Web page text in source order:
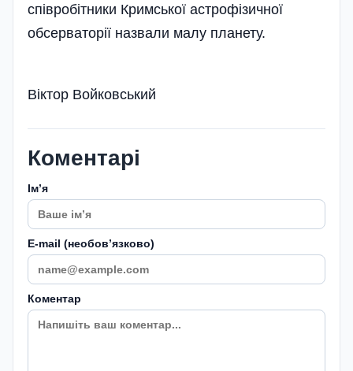
співробітники Кримської астрофізичної
обсерваторії назвали малу планету.
Віктор Войковський
Коментарі
Імʼя
E-mail (необовʼязково)
Коментар